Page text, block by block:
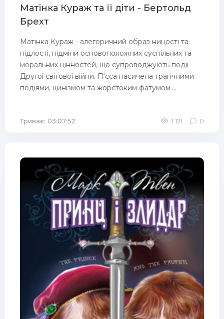
Матінка Кураж та її діти - Бертольд
Брехт
Матінка Кураж - алегоричний образ ницості та
підлості, підміни основоположних суспільних та
моральних цінностей, що супроводжують події
Другої світової війни. П‘єса насичена трагічними
подіями, цинізмом та жорстоким фатумом....
Триває: 03:07:52 1 121 0